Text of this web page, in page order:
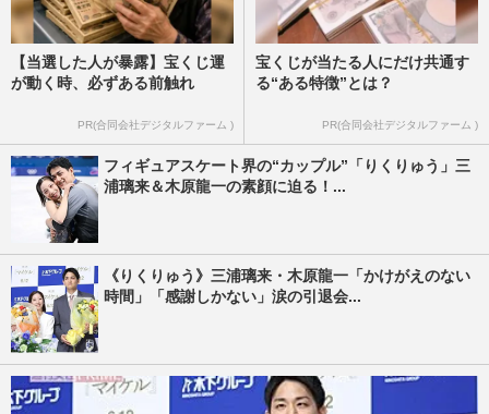
【当選した人が暴露】宝くじ運
が動く時、必ずある前触れ
PR(合同会社デジタルファーム )
宝くじが当たる人にだけ共通す
る“ある特徴”とは？
PR(合同会社デジタルファーム )
フィギュアスケート界の“カップル”「りくりゅう」三
浦璃来＆木原龍一の素顔に迫る！...
《りくりゅう》三浦璃来・木原龍一「かけがえのない
時間」「感謝しかない」涙の引退会...